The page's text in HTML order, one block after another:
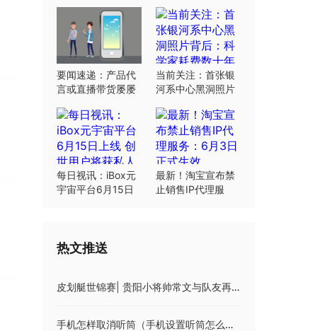
要闻速递：产品代
言或直播带货屡屡
弦明星要绷紧
当前关注：首张银
河系中心黑洞照片
数十年研究
每日视讯：iBox元
宇宙平台6月15日
最新！淘宝宣布禁
止销售IP代理服
热文推送
皮划艇世锦赛| 贵阳小将帅常文与队友再夺金牌
手机怎样取消听筒（手机设置听筒怎么取消）